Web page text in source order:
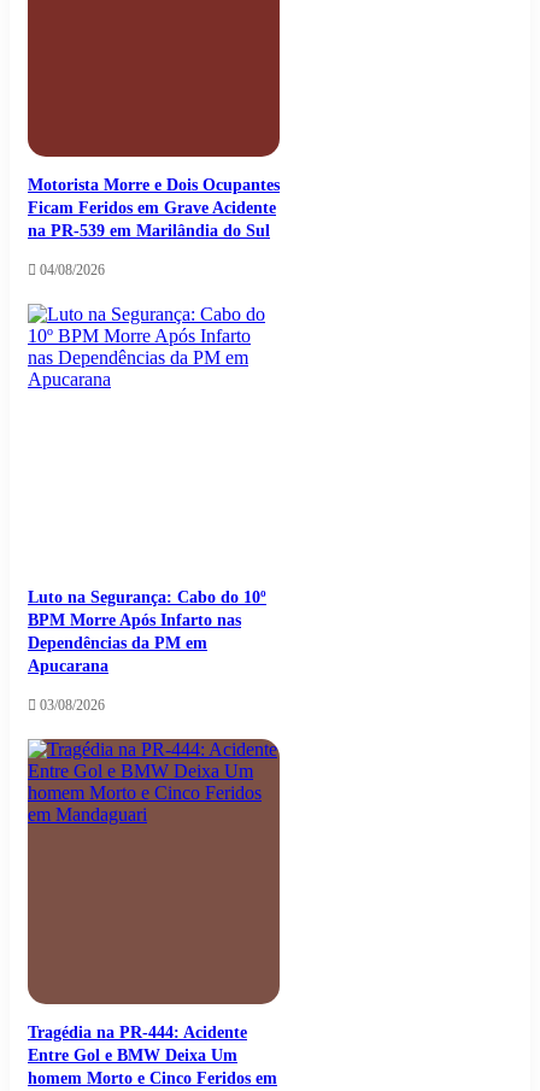
Motorista Morre e Dois Ocupantes
Ficam Feridos em Grave Acidente
na PR-539 em Marilândia do Sul
04/08/2026
Luto na Segurança: Cabo do 10º
BPM Morre Após Infarto nas
Dependências da PM em
Apucarana
03/08/2026
Tragédia na PR-444: Acidente
Entre Gol e BMW Deixa Um
homem Morto e Cinco Feridos em